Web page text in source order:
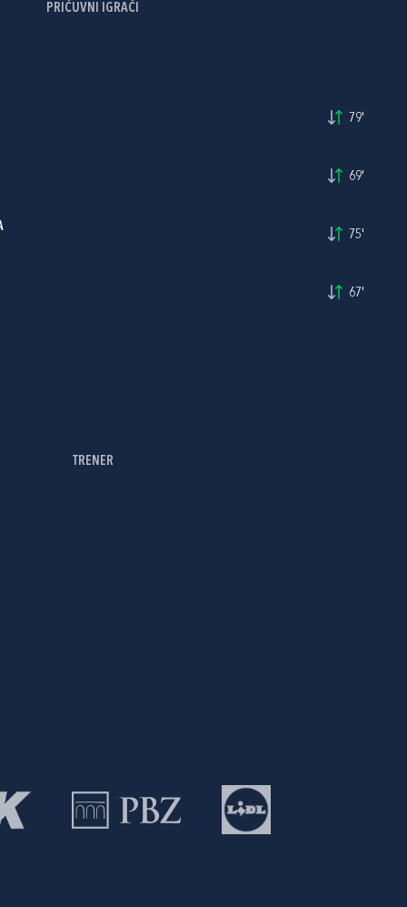
PRIČUVNI IGRAČI
79'
69'
75'
67'
TRENER